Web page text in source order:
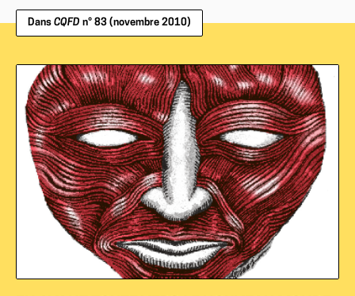
Dans CQFD n° 83 (novembre 2010)